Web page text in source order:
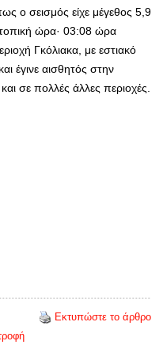
ο σεισμός είχε μέγεθος 5,9
ώρα· 03:08 ώρα
Γκόλιακα, με εστιακό
έγινε αισθητός στην
σε πολλές άλλες περιοχές.
Εκτυπώστε το άρθρο